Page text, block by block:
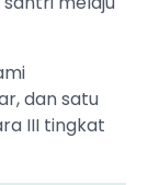
dan satu
III tingkat